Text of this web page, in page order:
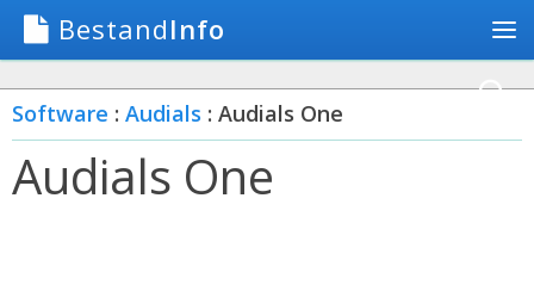
BestandInfo
Software : Audials : Audials One
Audials One